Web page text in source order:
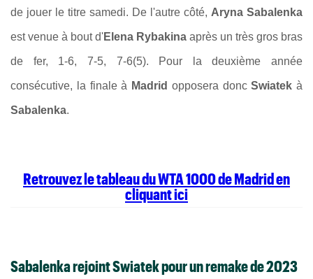
de jouer le titre samedi. De l'autre côté, Aryna Sabalenka
est venue à bout d'Elena Rybakina après un très gros bras
de fer, 1-6, 7-5, 7-6(5). Pour la deuxième année
consécutive, la finale à Madrid opposera doncSwiatek à
Sabalenka.
Retrouvez le tableau du WTA 1000 de Madrid en
cliquant ici
Sabalenka rejoint Swiatek pour un remake de 2023